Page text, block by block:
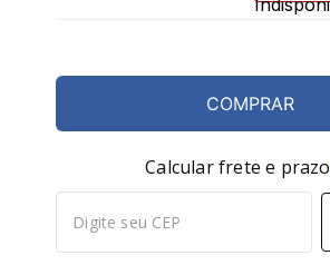
COMPRAR
Calcular frete e prazo